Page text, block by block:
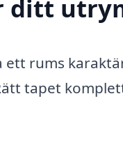
ditt
rums
tapet